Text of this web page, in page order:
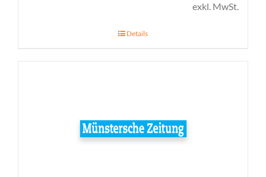
exkl. MwSt.
Details